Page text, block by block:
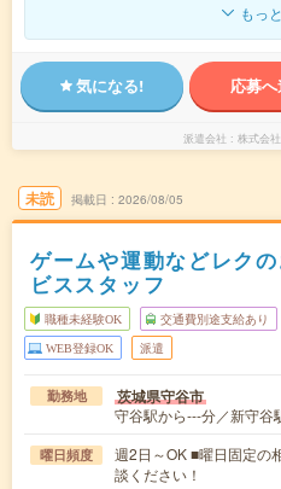
もっ
気になる! 応募
派遣会社 株式会
未読 掲載日 2026/08/05
ゲームや運動などレク
ビススタッフ
職種未経験OK 交通費別途支給あり
WEB登録OK 派遣
勤務地 茨城県守谷市
守谷駅から---分／新守谷
曜日頻度
週2日～OK ■曜日固定の
談ください！